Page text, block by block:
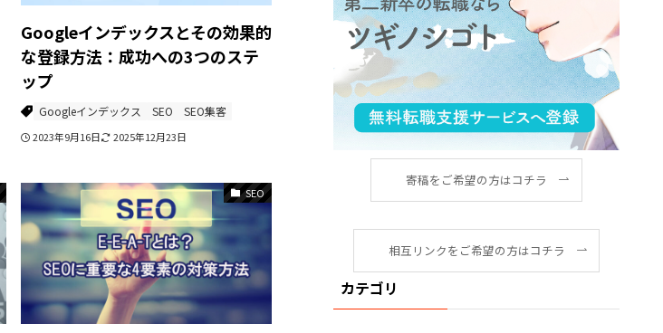
Googleインデックスとその効果的
な登録方法：成功への3つのステ
ップ
Googleインデックス SEO SEO集客
2023年9月16日 2025年12月23日
SEO
寄稿をご希望の方はコチラ
相互リンクをご希望の方はコチラ
カテゴリ